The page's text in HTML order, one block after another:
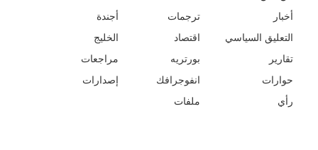
أخبار
التعليق السياسي
تقارير
حوارات
رأي
ترجمات
اقتصاد
بورتريه
انفوجرافك
ملفات
أجندة
الخليج
مراجعات
إصدارات